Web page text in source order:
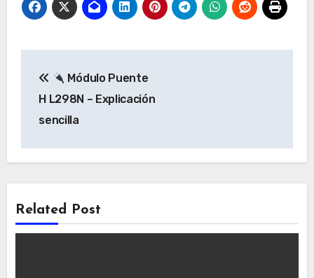
de
entradas
Módulo Puente
H L298N – Explicación
sencilla
Related Post